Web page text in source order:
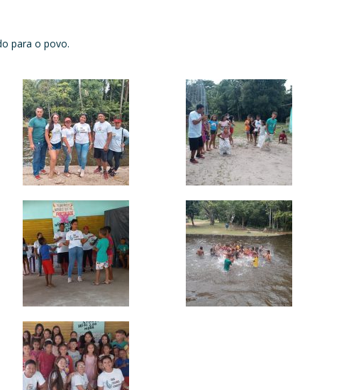
para o povo.